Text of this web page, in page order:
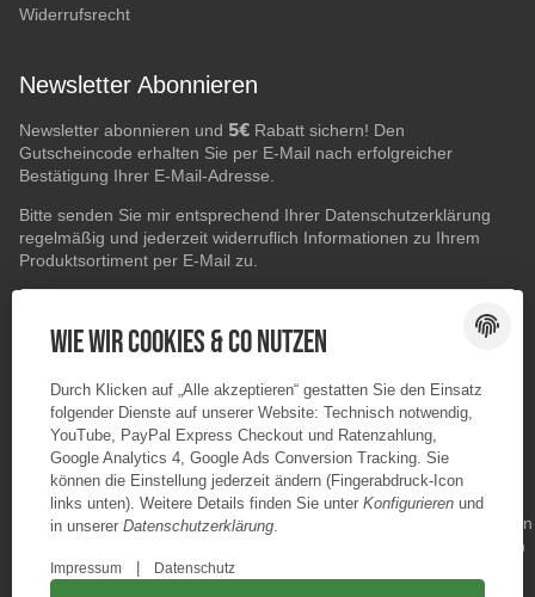
Widerrufsrecht
Newsletter Abonnieren
Newsletter abonnieren und 5€ Rabatt sichern! Den
Gutscheincode erhalten Sie per E-Mail nach erfolgreicher
Bestätigung Ihrer E-Mail-Adresse.
Bitte senden Sie mir entsprechend Ihrer Datenschutzerklärung
regelmäßig und jederzeit widerruflich Informationen zu Ihrem
Produktsortiment per E-Mail zu.
ABONNIEREN
Wie wir Cookies & Co nutzen
Durch Klicken auf „Alle akzeptieren“ gestatten Sie den Einsatz
folgender Dienste auf unserer Website: Technisch notwendig,
YouTube, PayPal Express Checkout und Ratenzahlung,
Google Analytics 4, Google Ads Conversion Tracking. Sie
können die Einstellung jederzeit ändern (Fingerabdruck-Icon
links unten). Weitere Details finden Sie unter Konfigurieren und
in unserer Datenschutzerklärung.
Impressum Datenschutz